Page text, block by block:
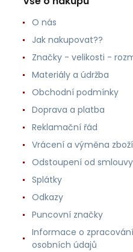
O nás
Jak nakupovat??
Značky - velikosti -
Materiály a údržba
Obchodní podmínky
Doprava a platba
Reklamační řád
Vrácení a výměna zboží
Odstoupení od smlouvy
Splátky
Odkazy
Puncovní značky
Informace o zpracování
osobních údajů